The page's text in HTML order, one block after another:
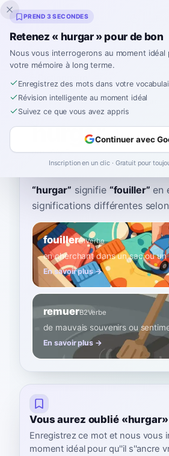
Inklingo
Accueil› Espagnol›Dictionnaire ›hurgar
hurgar
oor-GAHR uɾˈɣaɾ
“hurgar” signifie “fouiller” en
significations différentes
fouillerB1Verbe
en cherchant dans un sac ou un
En savoir plus →
remuerB2Verbe
de mauvais souvenirs ou
En savoir plus →
Vous aurez oublié
Enregistrez ce mot et nous vous
moment idéal pour qu''il s''ancre
PREND 3 SECONDES
Retenez « hurgar » pour de bon
Nous vous interrogerons au moment idéal
votre mémoire à long terme.
Enregistrez des mots dans votre
Révision intelligente au moment idéal
Suivez ce que vous avez appris
Continuer avec
Inscription en un clic · Gratuit pour